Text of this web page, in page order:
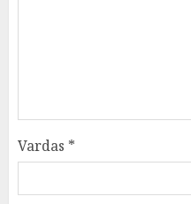
Vardas *